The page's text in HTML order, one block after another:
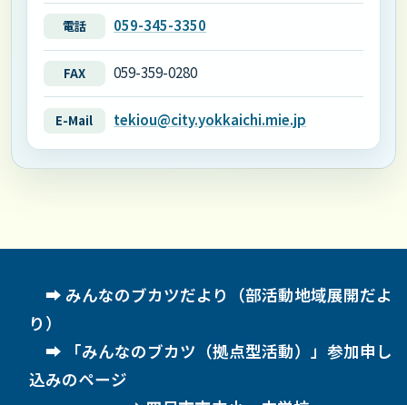
電話 059-345-3350
FAX 059-359-0280
E-Mail tekiou@city.yokkaichi.mie.jp
みんなのブカツだより（部活動地域展開だよ
り）
「みんなのブカツ（拠点型活動）」参加申し
込みのページ